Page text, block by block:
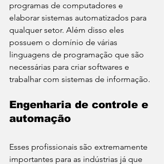
programas de computadores e
elaborar sistemas automatizados para
qualquer setor. Além disso eles
possuem o domínio de várias
linguagens de programação que são
necessárias para criar softwares e
trabalhar com sistemas de informação.
Engenharia de controle e
automação
Esses profissionais são extremamente
importantes para as indústrias já que